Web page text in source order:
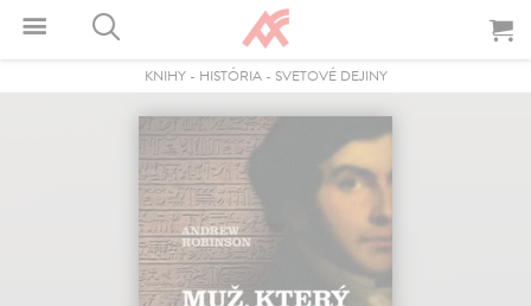
KNIHY- HISTÓRIA- SVETOVÉ DEJINY